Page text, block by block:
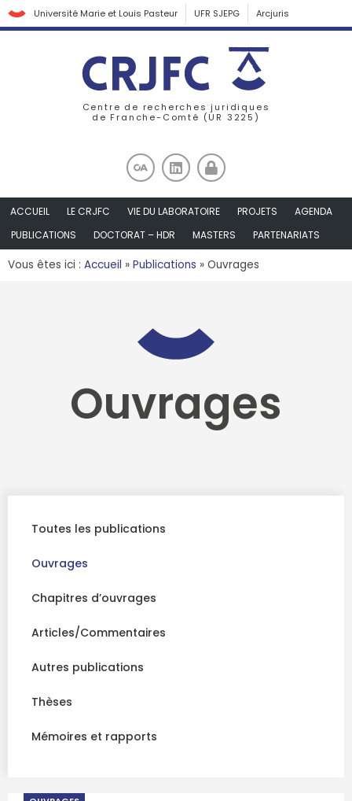
Université Marie et Louis Pasteur UFR SJEPG Arcjuris
Centre de recherches juridiques
de Franche-Comté (UR 3225)
ACCUEIL LE CRJFC VIE DU LABORATOIRE PROJETS
AGENDA
PUBLICATIONS
DOCTORAT – HDR MASTERS PARTENARIATS
Vous êtes ici : Accueil » Publications » Ouvrages
Ouvrages
Toutes les publications
Ouvrages
Chapitres d’ouvrages
Articles/Commentaires
Autres publications
Thèses
Mémoires et rapports